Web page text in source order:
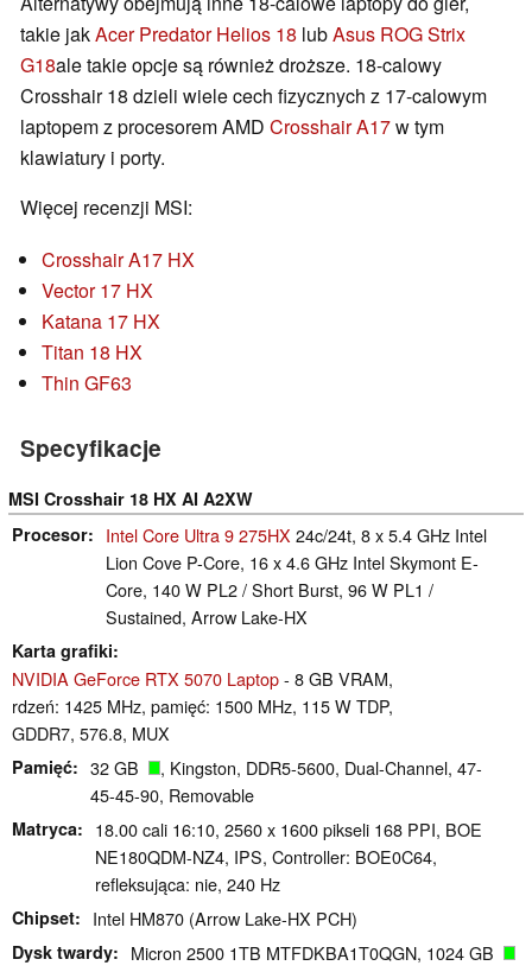
takie jakAcer Predator Helios 18 lubAsus ROG Strix
G18ale takie opcje są również droższe. 18-calowy
Crosshair 18 dzieli wiele cech fizycznych z 17-calowym
laptopem z procesorem AMD Crosshair A17w tym
klawiatury i porty.
Więcej recenzji MSI:
Crosshair A17 HX
Vector 17 HX
Katana 17 HX
Titan 18 HX
Thin GF63
Specyfikacje
MSI Crosshair 18 HX AI A2XW
Procesor
Intel Core Ultra 9 275HX 24c/24t, 8 x 5.4 GHz Intel
Lion Cove P-Core, 16 x 4.6 GHz Intel Skymont E-
Core, 140 W PL2 / Short Burst, 96 W PL1 /
Sustained, Arrow Lake-HX
Karta grafiki
NVIDIA GeForce RTX 5070 Laptop- 8 GB VRAM,
rdzeń: 1425 MHz, pamięć: 1500 MHz, 115 W TDP,
GDDR7, 576.8, MUX
Pamięć 32 GB
, Kingston, DDR5-5600, Dual-Channel, 47-
45-45-90, Removable
Matryca
18.00 cali 16:10, 2560 x 1600 pikseli 168 PPI, BOE
NE180QDM-NZ4, IPS, Controller: BOE0C64,
refleksująca: nie, 240 Hz
Chipset Intel HM870 (Arrow Lake-HX PCH)
Dysk twardy Micron 2500 1TB MTFDKBA1T0QGN, 1024 GB